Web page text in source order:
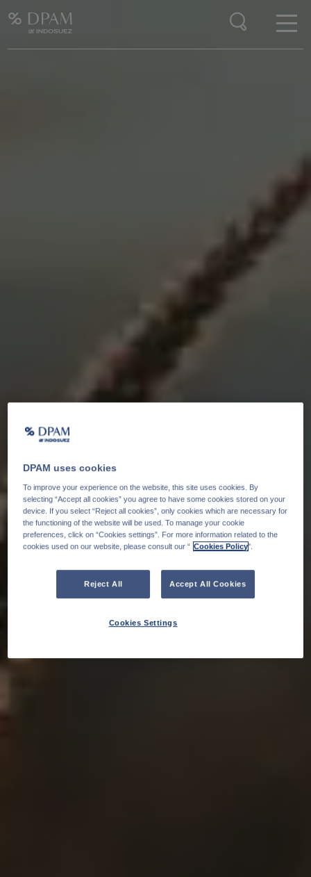
DPAM uses cookies
To improve your experience on the website, this site uses cookies. By
selecting “Accept all cookies” you agree to have some cookies stored on your
device. If you select “Reject all cookies”, only cookies which are necessary for
the functioning of the website will be used. To manage your cookie
preferences, click on “Cookies settings”. For more information related to the
cookies used on our website, please consult our “ Cookies Policy".
Reject All Accept All Cookies
Cookies Settings